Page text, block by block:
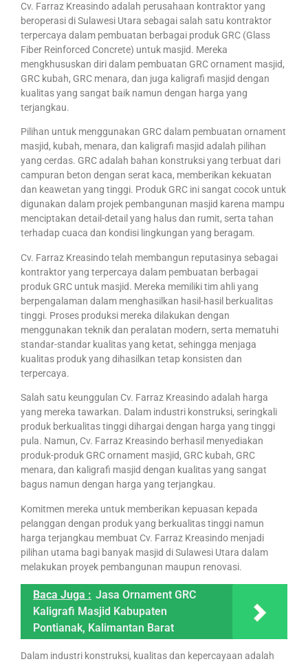
Cv. Farraz Kreasindo adalah perusahaan kontraktor yang
beroperasi di Sulawesi Utara sebagai salah satu kontraktor
terpercaya dalam pembuatan berbagai produk GRC (Glass
Fiber Reinforced Concrete) untuk masjid. Mereka
mengkhususkan diri dalam pembuatan GRC ornament masjid,
GRC kubah, GRC menara, dan juga kaligrafi masjid dengan
kualitas yang sangat baik namun dengan harga yang
terjangkau.
Pilihan untuk menggunakan GRC dalam pembuatan ornament
masjid, kubah, menara, dan kaligrafi masjid adalah pilihan
yang cerdas. GRC adalah bahan konstruksi yang terbuat dari
campuran beton dengan serat kaca, memberikan kekuatan
dan keawetan yang tinggi. Produk GRC ini sangat cocok untuk
digunakan dalam projek pembangunan masjid karena mampu
menciptakan detail-detail yang halus dan rumit, serta tahan
terhadap cuaca dan kondisi lingkungan yang beragam.
Cv. Farraz Kreasindo telah membangun reputasinya sebagai
kontraktor yang terpercaya dalam pembuatan berbagai
produk GRC untuk masjid. Mereka memiliki tim ahli yang
berpengalaman dalam menghasilkan hasil-hasil berkualitas
tinggi. Proses produksi mereka dilakukan dengan
menggunakan teknik dan peralatan modern, serta mematuhi
standar-standar kualitas yang ketat, sehingga menjaga
kualitas produk yang dihasilkan tetap konsisten dan
terpercaya.
Salah satu keunggulan Cv. Farraz Kreasindo adalah harga
yang mereka tawarkan. Dalam industri konstruksi, seringkali
produk berkualitas tinggi dihargai dengan harga yang tinggi
pula. Namun, Cv. Farraz Kreasindo berhasil menyediakan
produk-produk GRC ornament masjid, GRC kubah, GRC
menara, dan kaligrafi masjid dengan kualitas yang sangat
bagus namun dengan harga yang terjangkau.
Komitmen mereka untuk memberikan kepuasan kepada
pelanggan dengan produk yang berkualitas tinggi namun
harga terjangkau membuat Cv. Farraz Kreasindo menjadi
pilihan utama bagi banyak masjid di Sulawesi Utara dalam
melakukan proyek pembangunan maupun renovasi.
Baca Juga : Jasa Ornament GRC
Kaligrafi Masjid Kabupaten
Pontianak, Kalimantan Barat
Dalam industri konstruksi, kualitas dan kepercayaan adalah